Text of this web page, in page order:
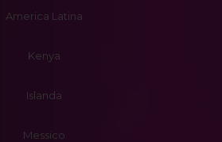
America Latina
Kenya
Islanda
Messico